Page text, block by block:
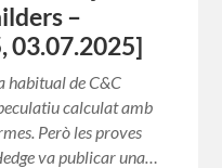
–
03.07.2025]
habitual de C&C
calculat amb
Però les proves
va publicar una…